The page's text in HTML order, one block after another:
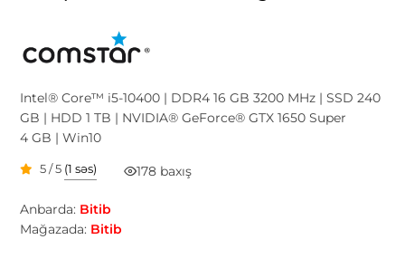
Intel® Core™ i5-10400 | DDR4 16 GB 3200 MHz | SSD 240
GB | HDD 1 TB | NVIDIA® GeForce® GTX 1650 Super
4 GB | Win10
5 / 5 (1 səs) 178 baxış
Anbarda: Bitib
Mağazada: Bitib